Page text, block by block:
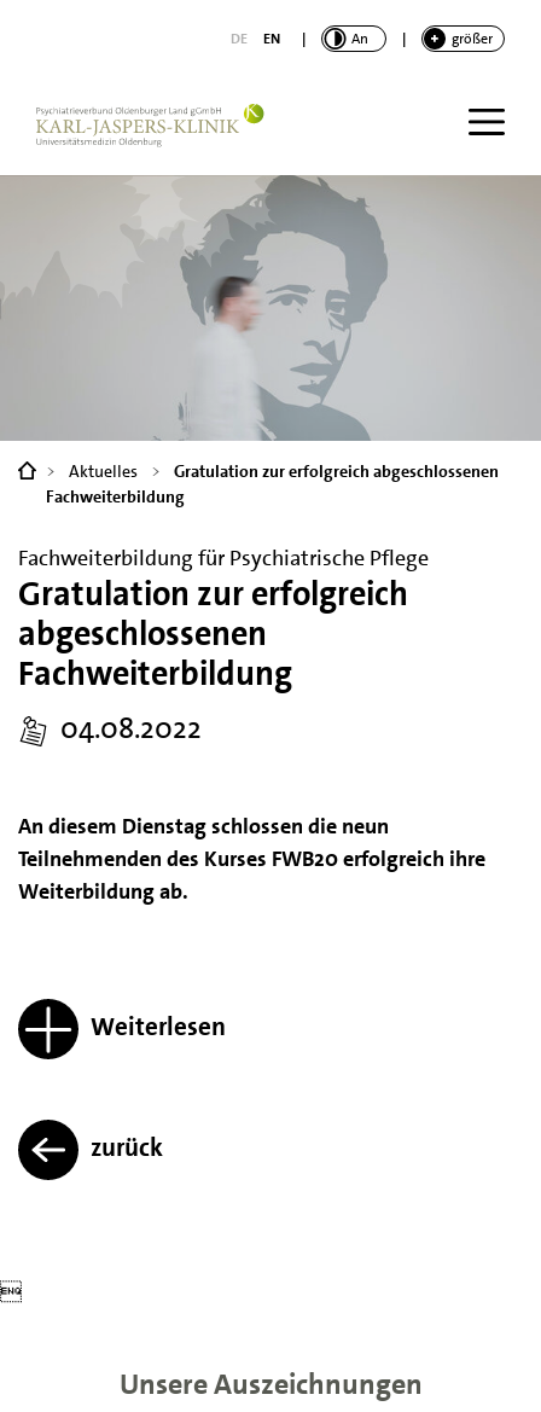
DE EN | KONTRAST
An | SCHRIFTgrößer
You
are
Aktuelles
Gratulation zur erfolgreich abgeschlossenen
Fachweiterbildung
Fachweiterbildung für Psychiatrische Pflege
Gratulation zur erfolgreich
abgeschlossenen
Fachweiterbildung
04.08.2022
An diesem Dienstag schlossen die neun
Teilnehmenden des Kurses FWB20 erfolgreich ihre
Weiterbildung ab.
Weiterlesen
zurück

Unsere Auszeichnungen